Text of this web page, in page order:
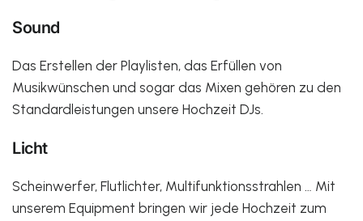
Sound
Das Erstellen der Playlisten, das Erfüllen von
Musikwünschen und sogar das Mixen gehören zu den
Standardleistungen unsere Hochzeit DJs.
Licht
Scheinwerfer, Flutlichter, Multifunktionsstrahlen … Mit
unserem Equipment bringen wir jede Hochzeit zum